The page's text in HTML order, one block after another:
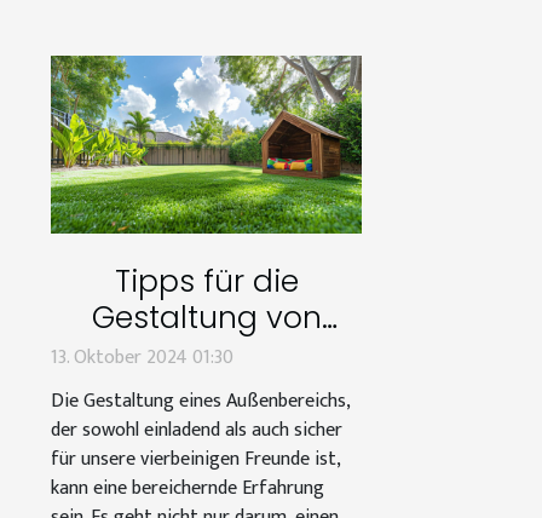
Tipps für die
Gestaltung von
haustierfreundlichen
Außenbereichen
13. Oktober 2024 01:30
Die Gestaltung eines Außenbereichs,
der sowohl einladend als auch sicher
für unsere vierbeinigen Freunde ist,
kann eine bereichernde Erfahrung